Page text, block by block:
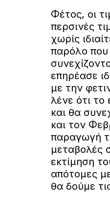
Φέτος, οι
περσινές
χωρίς
παρόλο που
επηρέασε
με την
λένε ότι
και θα
και τον
παραγωγή
μεταβολές
εκτίμηση
απότομες
θα δούμε